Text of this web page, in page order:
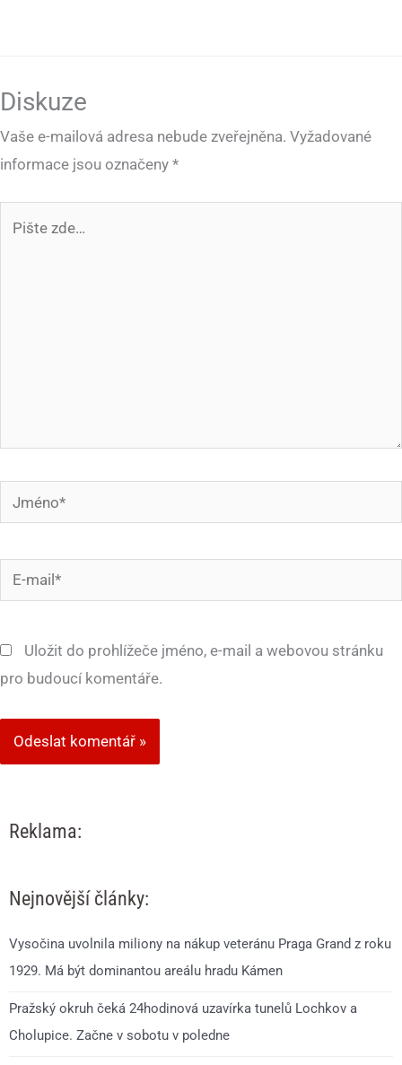
Diskuze
Vaše e-mailová adresa nebude zveřejněna. Vyžadované
informace jsou označeny *
Jméno*
mail*
Uložit do prohlížeče jméno, e-mail a webovou stránku
pro budoucí komentáře.
Reklama:
Nejnovější články:
Vysočina uvolnila miliony na nákup veteránu Praga Grand z roku
1929. Má být dominantou areálu hradu Kámen
Pražský okruh čeká 24hodinová uzavírka tunelů Lochkov a
Cholupice. Začne v sobotu v poledne